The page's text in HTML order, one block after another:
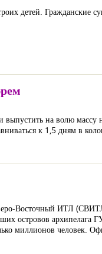
детей. Гражданские
на волю
к 1,5 дням в
Восточный ИТЛ
островов
миллионов человек.